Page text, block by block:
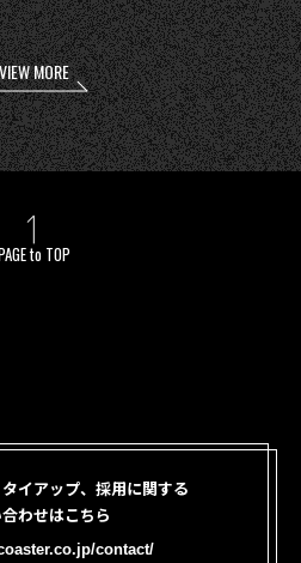
MORE
to TOP
イアップ、採用に関する
わせはこちら
contact/